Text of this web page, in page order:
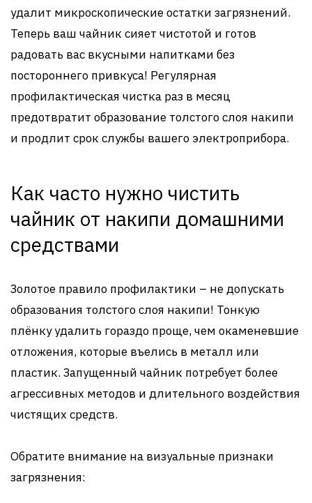
удалит микроскопические остатки загрязнений.
Теперь ваш чайник сияет чистотой и готов
радовать вас вкусными напитками без
постороннего привкуса! Регулярная
профилактическая чистка раз в месяц
предотвратит образование толстого слоя накипи
и продлит срок службы вашего электроприбора.
Как часто нужно чистить
чайник от накипи домашними
средствами
Золотое правило профилактики – не допускать
образования толстого слоя накипи! Тонкую
плёнку удалить гораздо проще, чем окаменевшие
отложения, которые въелись в металл или
пластик. Запущенный чайник потребует более
агрессивных методов и длительного воздействия
чистящих средств.
Обратите внимание на визуальные признаки
загрязнения: